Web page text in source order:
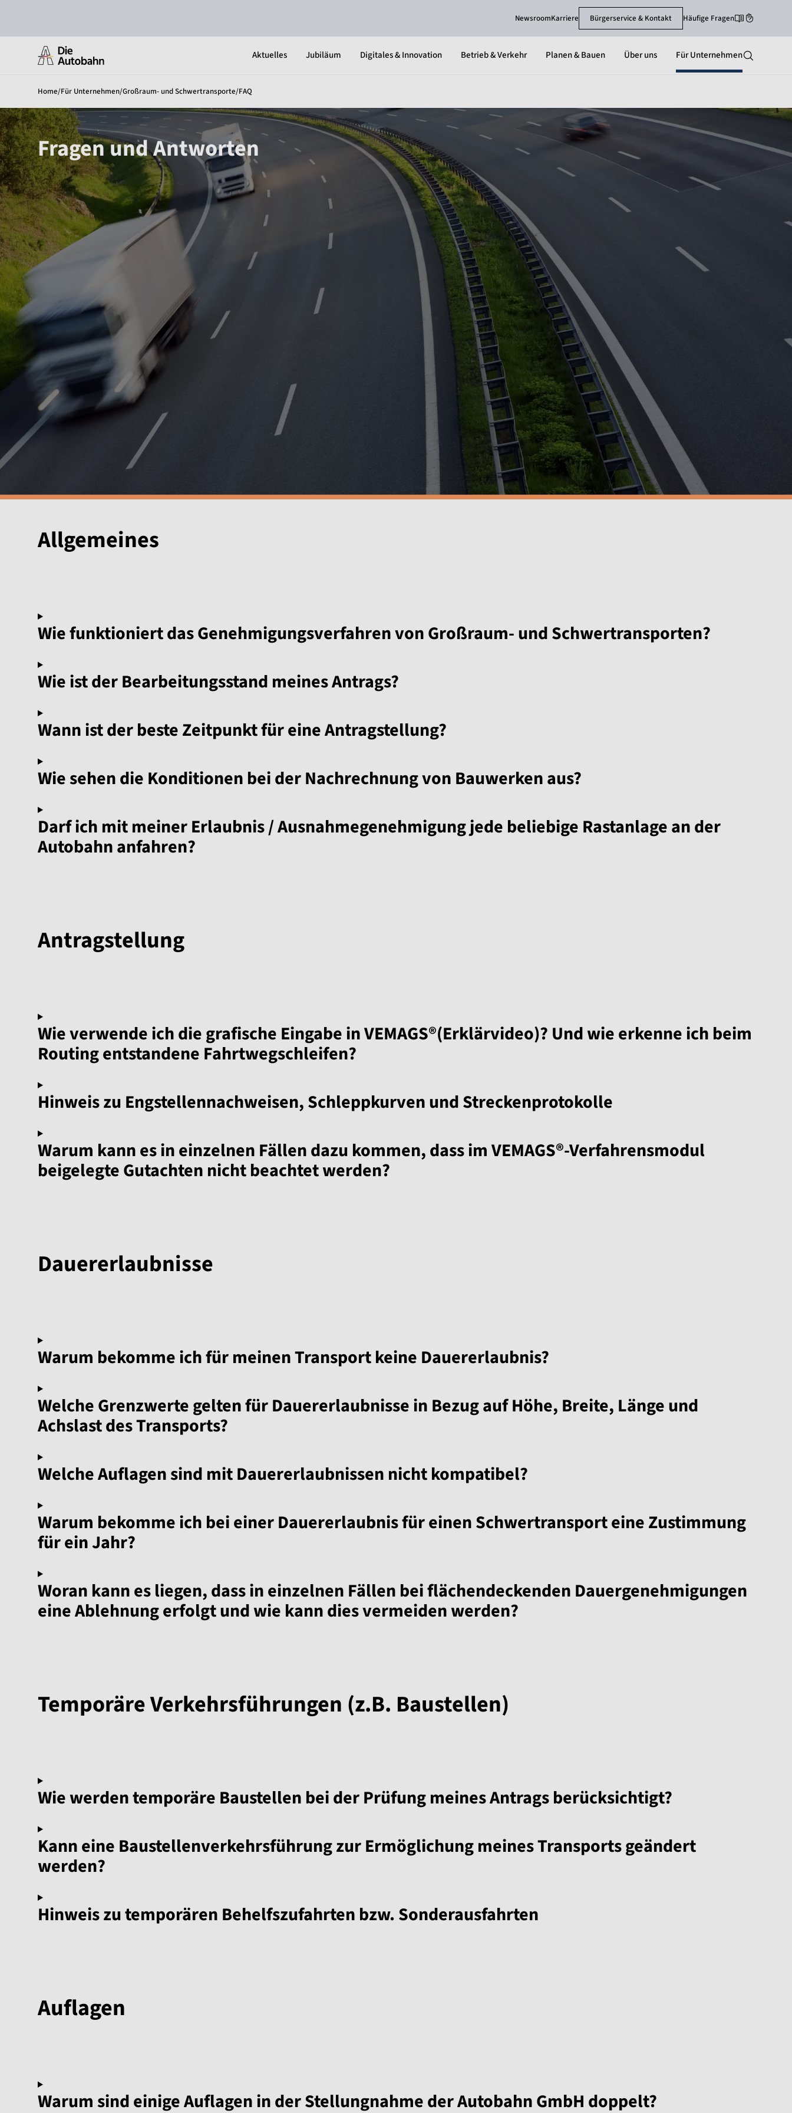
NewsroomKarriere Bürgerservice & Kontakt Häufige FragenLeichte Sprache
Aktuelles Jubiläum Digitales & Innovation Betrieb & Verkehr Planen & Bauen Über uns Für Unternehmen
Home/Für Unternehmen/Großraum- und Schwertransporte/FAQ
Fragen und Antworten
Allgemeines
Wie funktioniert das Genehmigungsverfahren von Großraum- und Schwertransporten?
Wie ist der Bearbeitungsstand meines Antrags?
Wann ist der beste Zeitpunkt für eine Antragstellung?
Wie sehen die Konditionen bei der Nachrechnung von Bauwerken aus?
Darf ich mit meiner Erlaubnis / Ausnahmegenehmigung jede beliebige Rastanlage an der
Autobahn anfahren?
Antragstellung
Wie verwende ich die grafische Eingabe in VEMAGS®(Erklärvideo)? Und wie erkenne ich beim
Routing entstandene Fahrtwegschleifen?
Hinweis zu Engstellennachweisen, Schleppkurven und Streckenprotokolle
Warum kann es in einzelnen Fällen dazu kommen, dass im VEMAGS®-Verfahrensmodul
beigelegte Gutachten nicht beachtet werden?
Dauererlaubnisse
Warum bekomme ich für meinen Transport keine Dauererlaubnis?
Welche Grenzwerte gelten für Dauererlaubnisse in Bezug auf Höhe, Breite, Länge und
Achslast des Transports?
Welche Auflagen sind mit Dauererlaubnissen nicht kompatibel?
Warum bekomme ich bei einer Dauererlaubnis für einen Schwertransport eine Zustimmung
für ein Jahr?
Woran kann es liegen, dass in einzelnen Fällen bei flächendeckenden Dauergenehmigungen
eine Ablehnung erfolgt und wie kann dies vermeiden werden?
Temporäre Verkehrsführungen (z.B. Baustellen)
Wie werden temporäre Baustellen bei der Prüfung meines Antrags berücksichtigt?
Kann eine Baustellenverkehrsführung zur Ermöglichung meines Transports geändert
werden?
Hinweis zu temporären Behelfszufahrten bzw. Sonderausfahrten
Auflagen
Warum sind einige Auflagen in der Stellungnahme der Autobahn GmbH doppelt?